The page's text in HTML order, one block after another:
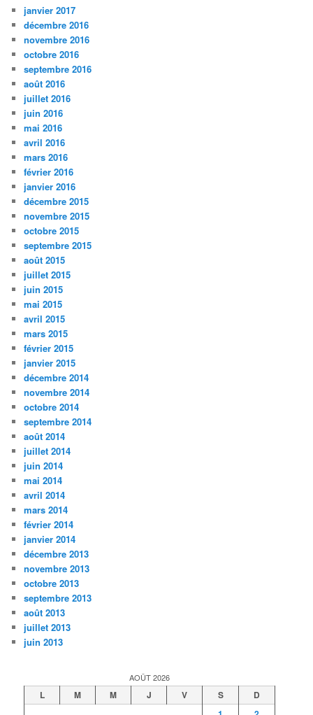
janvier 2017
décembre 2016
novembre 2016
octobre 2016
septembre 2016
août 2016
juillet 2016
juin 2016
mai 2016
avril 2016
mars 2016
février 2016
janvier 2016
décembre 2015
novembre 2015
octobre 2015
septembre 2015
août 2015
juillet 2015
juin 2015
mai 2015
avril 2015
mars 2015
février 2015
janvier 2015
décembre 2014
novembre 2014
octobre 2014
septembre 2014
août 2014
juillet 2014
juin 2014
mai 2014
avril 2014
mars 2014
février 2014
janvier 2014
décembre 2013
novembre 2013
octobre 2013
septembre 2013
août 2013
juillet 2013
juin 2013
AOÛT 2026
L M M J V S
D